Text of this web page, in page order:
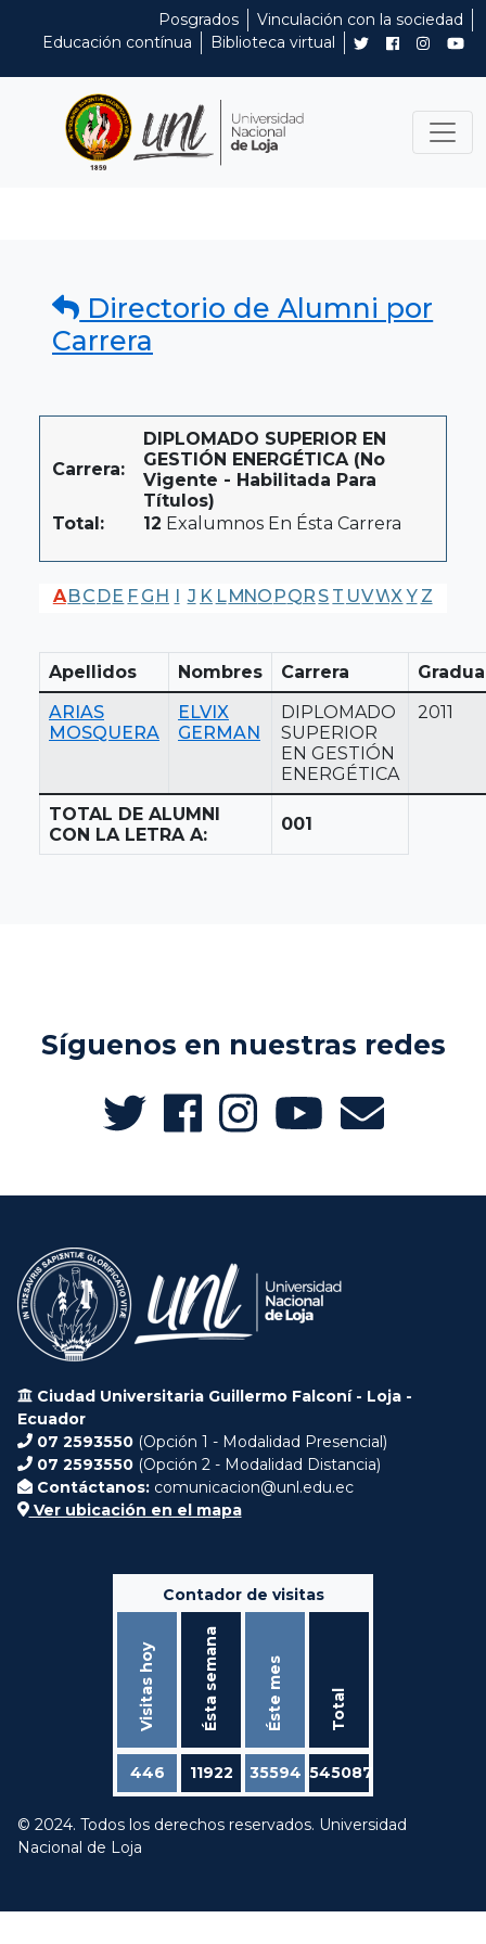
Posgrados
Vinculación con la sociedad
Educación contínua
Biblioteca virtual
Directorio de Alumni por
Carrera
Carrera:
DIPLOMADO SUPERIOR EN
GESTIÓN ENERGÉTICA (No
Vigente - Habilitada Para
Títulos)
Total:
12 Exalumnos En Ésta Carrera
ABC DE F G H I J K LMNO PQR S T UVWX Y Z
Apellidos Nombres Carrera
ARIAS
MOSQUERA
ELVIX
GERMAN
DIPLOMADO
SUPERIOR
EN GESTIÓN
ENERGÉTICA
2011
TOTAL DE ALUMNI
CON LA LETRA A:
001
Síguenos en nuestras redes
Ciudad Universitaria Guillermo Falconí - Loja -
Ecuador
07 2593550 (Opción 1 - Modalidad Presencial)
07 2593550 (Opción 2 - Modalidad Distancia)
Contáctanos: comunicacion@unl.edu.ec
Ver ubicación en el mapa
Contador de visitas
Visitas hoy Ésta semana Éste mes Total
446 11922 35594 545087
© 2024. Todos los derechos reservados. Universidad
Nacional de Loja